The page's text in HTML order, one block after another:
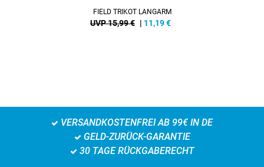
FIELD TRIKOT LANGARM
UVP 15,99 € | 11,19€
VERSANDKOSTENFREI AB 99€ IN DE
GELD-ZURÜCK-GARANTIE
30 TAGE RÜCKGABERECHT